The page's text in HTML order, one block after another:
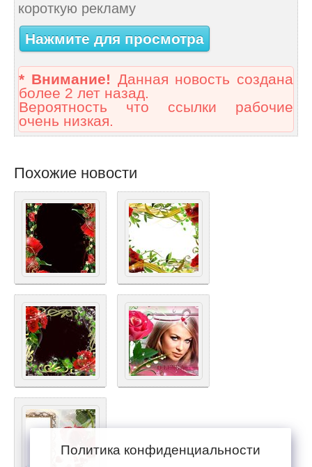
короткую рекламу
Нажмите для просмотра
* Внимание! Данная новость создана
более 2 лет назад.
Вероятность что ссылки рабочие
очень низкая.
Похожие новости
Политика конфиденциальности